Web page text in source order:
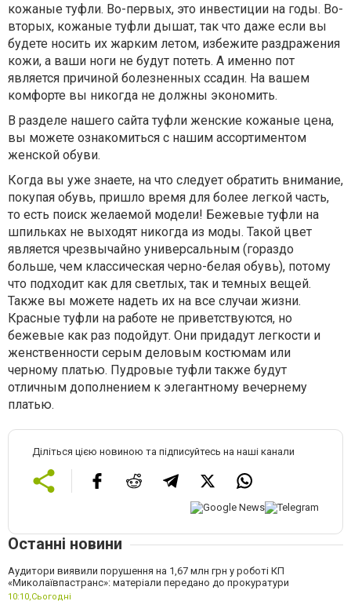
кожаные туфли. Во-первых, это инвестиции на годы. Во-
вторых, кожаные туфли дышат, так что даже если вы
будете носить их жарким летом, избежите раздражения
кожи, а ваши ноги не будут потеть. А именно пот
является причиной болезненных ссадин. На вашем
комфорте вы никогда не должны экономить.
В разделе нашего сайта туфли женские кожаные цена,
вы можете ознакомиться с нашим ассортиментом
женской обуви.
Когда вы уже знаете, на что следует обратить внимание,
покупая обувь, пришло время для более легкой часть,
то есть поиск желаемой модели! Бежевые туфли на
шпильках не выходят никогда из моды. Такой цвет
является чрезвычайно универсальным (гораздо
больше, чем классическая черно-белая обувь), потому
что подходит как для светлых, так и темных вещей.
Также вы можете надеть их на все случаи жизни.
Красные туфли на работе не приветствуются, но
бежевые как раз подойдут. Они придадут легкости и
женственности серым деловым костюмам или
черному платью. Пудровые туфли также будут
отличным дополнением к элегантному вечернему
платью.
Діліться цією новиною та підписуйтесь на наші канали
Останні новини
Аудитори виявили порушення на 1,67 млн грн у роботі КП
«Миколаївпастранс»: матеріали передано до прокуратури
10:10, Сьогодні